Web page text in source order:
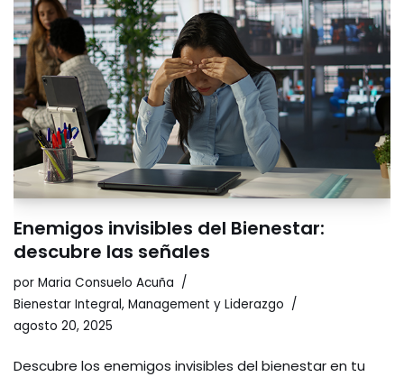
Enemigos invisibles del Bienestar:
descubre las señales
por Maria Consuelo Acuña
Bienestar Integral, Management y Liderazgo
agosto 20, 2025
Descubre los enemigos invisibles del bienestar en tu